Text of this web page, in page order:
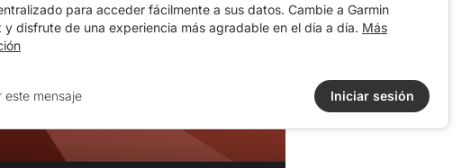
para acceder fácilmente a sus datos. Cambie a Garmin
y disfrute de una experiencia más agradable en el día a día. Más
este mensaje Iniciar sesión